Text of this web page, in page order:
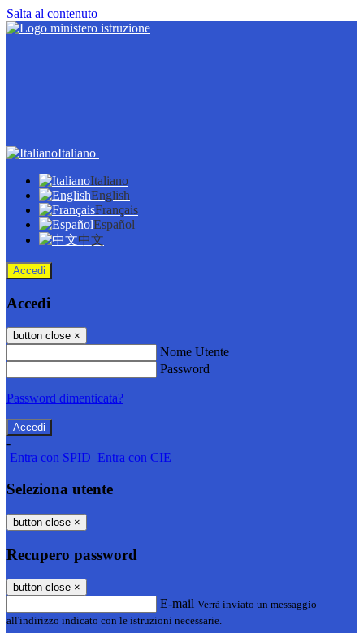
Salta al contenuto
Italiano
Italiano
English
Français
Español
中文
Accedi
Accedi
button close ×
Nome Utente
Password
Password dimenticata?
-
Entra con SPID Entra con CIE
Seleziona utente
button close ×
Recupero password
button close ×
E-mail Verrà inviato un messaggio
all'indirizzo indicato con le istruzioni necessarie.